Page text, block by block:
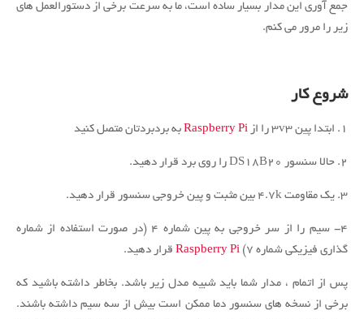
جمع آوری این مدار بسیار ساده است، ما به سرعت برخی از دستورالعمل های
زیر را مرور می کنم.
شروع کار
۱. ابتدا پین 3v3 را از Raspberry Pi به بردبردتان متصل کنید
۲. حالا سنسور DS18B20 را روی برد قرار دهید.
۳. یک مقاومت ۴.7k بین مثبت و پین خروجی سنسور قرار دهید.
۴- سیم را از سر خروجی به پین ​​شماره ۴ (در صورت استفاده از شماره
گذاری فیزیکی شماره ۷)
Raspberry Pi قرار دهید.
پس از اتمام ، مدار شما باید شبیه مدل زیر باشد. بخاطر داشته باشید که
برخی از نسخه های سنسور دما ممکن است بیش از سه سیم داشته باشند.